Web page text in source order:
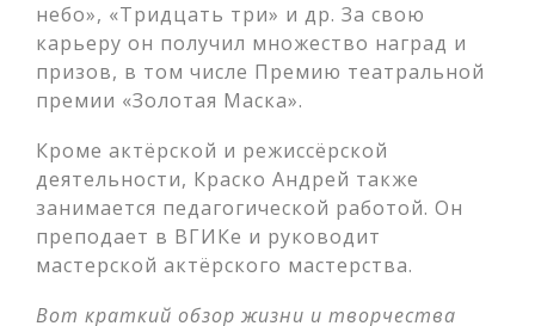
небо», «Тридцать три» и др. За свою
карьеру он получил множество наград и
призов, в том числе Премию театральной
премии «Золотая Маска».
Кроме актёрской и режиссёрской
деятельности, Краско Андрей также
занимается педагогической работой. Он
преподает в ВГИКе и руководит
мастерской актёрского мастерства.
Вот краткий обзор жизни и творчества